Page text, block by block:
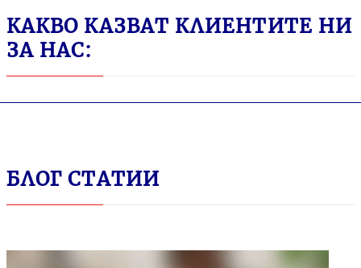
КАКВО КАЗВАТ КЛИЕНТИТЕ НИ
ЗА НАС:
БЛОГ СТАТИИ